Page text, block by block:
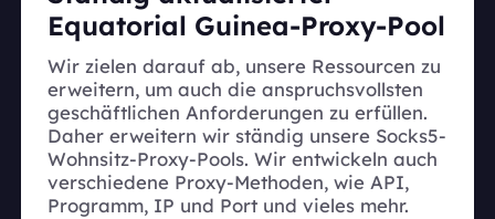
Equatorial Guinea-Proxy-Pool
Wir zielen darauf ab, unsere Ressourcen zu
erweitern, um auch die anspruchsvollsten
geschäftlichen Anforderungen zu erfüllen.
Daher erweitern wir ständig unsere Socks5-
Wohnsitz-Proxy-Pools. Wir entwickeln auch
verschiedene Proxy-Methoden, wie API,
Programm, IP und Port und vieles mehr.